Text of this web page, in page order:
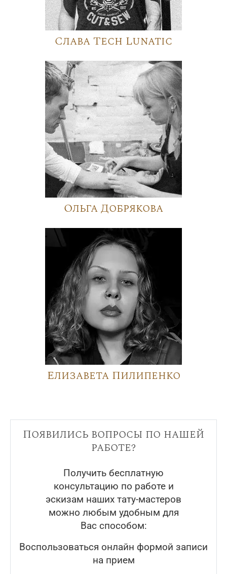
Слава Tech Lunatic
Ольга Добрякова
Елизавета Пилипенко
Появились вопросы по нашей
работе?
Получить бесплатную
консультацию по работе и
эскизам наших тату-мастеров
можно любым удобным для
Вас способом:
Воспользоваться онлайн формой записи
на прием